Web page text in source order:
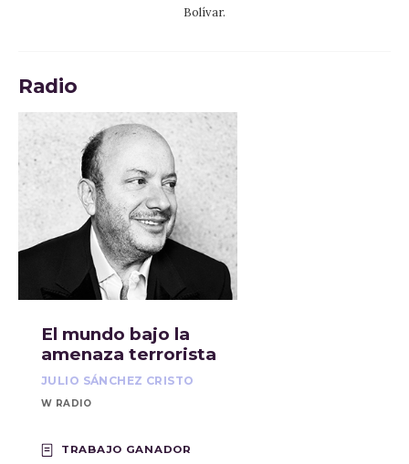
Bolívar.
Radio
El mundo bajo la
amenaza terrorista
JULIO SÁNCHEZ CRISTO
W RADIO
TRABAJO GANADOR